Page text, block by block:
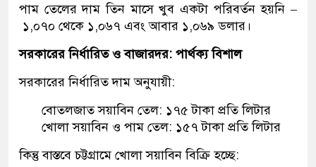
পাম তেলের দাম তিন মাসে খুব একটা পরিবর্তন হয়নি –
১,০৭০ থেকে ১,০৬৭ এবং আবার ১,০৬৯ ডলার।
সরকারের নির্ধারিত ও বাজারদর: পার্থক্য বিশাল
সরকারের নির্ধারিত দাম অনুযায়ী:
বোতলজাত সয়াবিন তেল: ১৭৫ টাকা প্রতি লিটার
খোলা সয়াবিন ও পাম তেল: ১৫৭ টাকা প্রতি লিটার
কিন্তু বাস্তবে চট্টগ্রামে খোলা সয়াবিন বিক্রি হচ্ছে: